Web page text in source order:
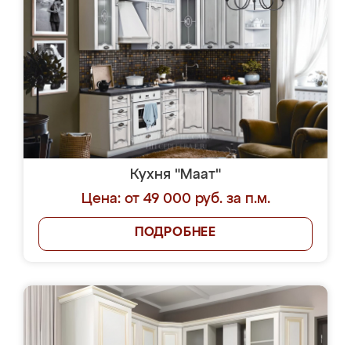
Кухня "Маат"
Цена: от 49 000 руб. за п.м.
ПОДРОБНЕЕ